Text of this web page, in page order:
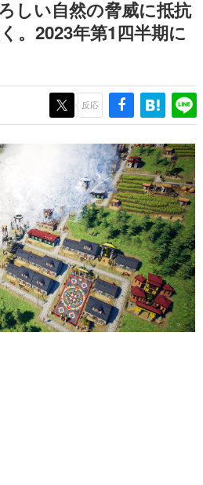
ゲーム史における主要なトピック・タイト
、開発者へのインタビューや識者による
年の歴史が一望できる決定版！
ム業界レポートマンガです。
は面白い？
き明かしていく、硬派で骨太な評論連載
た日本語
技」「ラスボス」… ゲームにまつわる言葉
遷を、コンピューター文化史研究家・タ
調査。
しい自然の脅威に抵抗
。2023年第1四半期に
反応